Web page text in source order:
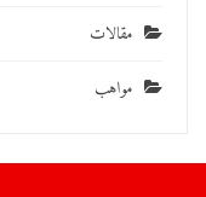
مقالات
مواهب